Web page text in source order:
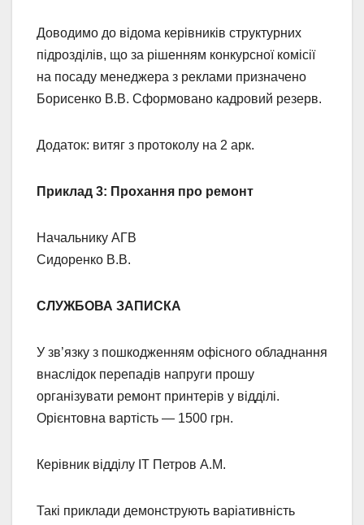
Доводимо до відома керівників структурних
підрозділів, що за рішенням конкурсної комісії
на посаду менеджера з реклами призначено
Борисенко В.В. Сформовано кадровий резерв.
Додаток: витяг з протоколу на 2 арк.
Приклад 3: Прохання про ремонт
Начальнику АГВ
Сидоренко В.В.
СЛУЖБОВА ЗАПИСКА
У зв’язку з пошкодженням офісного обладнання
внаслідок перепадів напруги прошу
організувати ремонт принтерів у відділі.
Орієнтовна вартість — 1500 грн.
Керівник відділу ІТ Петров А.М.
Такі приклади демонструють варіативність